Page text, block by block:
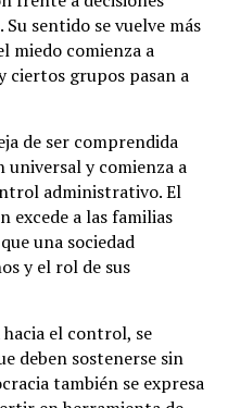
sentido se vuelve más
miedo comienza a
ciertos grupos pasan a
de ser comprendida
y comienza a
administrativo. El
excede a las familias
una sociedad
y el rol de sus
hacia el control, se
deben sostenerse sin
también se expresa